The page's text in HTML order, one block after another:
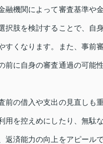
融機関によって審査基準や
択肢を検討することで、自
すくなります。また、事前
前に自身の審査通過の可能
前の借入や支出の見直しも
用を控えめにしたり、無駄
返済能力の向上をアピール